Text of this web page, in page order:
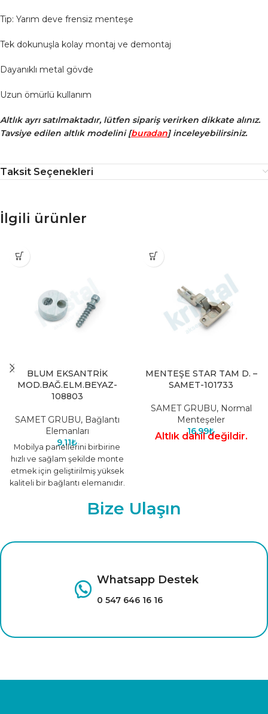
Tip: Yarım deve frensiz menteşe
Tek dokunuşla kolay montaj ve demontaj
Dayanıklı metal gövde
Uzun ömürlü kullanım
Altlık ayrı satılmaktadır, lütfen sipariş verirken dikkate alınız.
Tavsiye edilen altlık modelini [buradan] inceleyebilirsiniz.
Taksit Seçenekleri
İlgili ürünler
BLUM EKSANTRİK
MOD.BAĞ.ELM.BEYAZ-
108803
SAMET GRUBU, Bağlantı
Elemanları
9,11₺
Mobilya panellerini birbirine
hızlı ve sağlam şekilde monte
etmek için geliştirilmiş yüksek
kaliteli bir bağlantı elemanıdır.
süreçlerinde
MENTEŞE STAR TAM D. –
SAMET-101733
SAMET GRUBU, Normal
Menteşeler
16,99₺
Altlık dahil değildir.
Bize Ulaşın
Whatsapp Destek
0 547 646 16 16